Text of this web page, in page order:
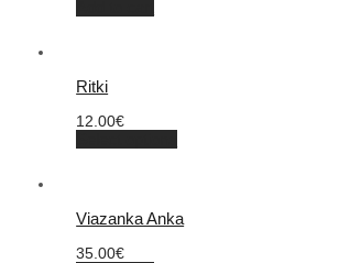
Ritki
12.00€
Viazanka Anka
35.00€